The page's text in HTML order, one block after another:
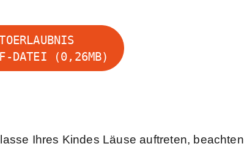
DATEI (0,26MB)
Ihres Kindes Läuse auftreten, beachten